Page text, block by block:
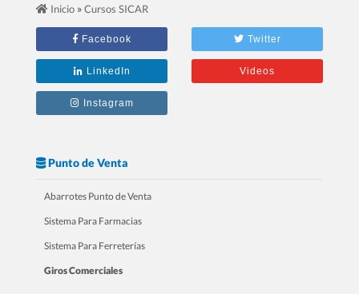
2.- 20 Razones Para USAR SICAR en
tu RESTAURANTE
Inicio »Cursos SICAR
Facebook Twitter
LinkedIn Videos
Instagram
Punto de Venta
Abarrotes Punto de Venta
Sistema Para Farmacias
Sistema Para Ferreterías
Giros Comerciales